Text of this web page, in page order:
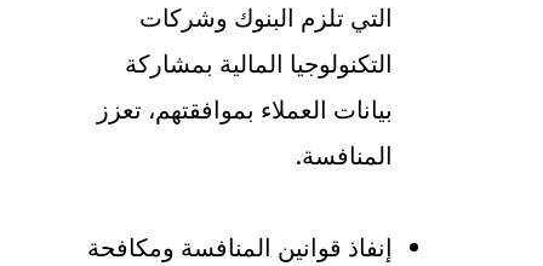
التي تلزم البنوك وشركات
التكنولوجيا المالية بمشاركة
بيانات العملاء بموافقتهم، تعزز
المنافسة.
إنفاذ قوانين المنافسة ومكافحة